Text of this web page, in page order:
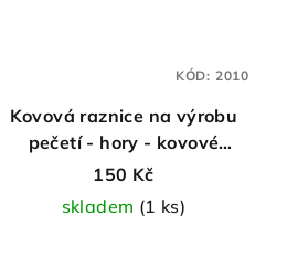
Kovová raznice na výrobu
pečetí - hory - kovové
pečetidlo
150 Kč
skladem (1 ks)
KÓD: 2010